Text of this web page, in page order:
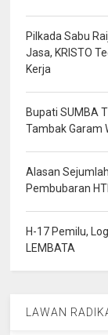
Pilkada Sabu
Jasa, KRISTO
Kerja
Bupati SUMBA
Tambak Garam
Alasan
Pembubaran HTI
H-17 Pemilu,
LEMBATA
LAWAN